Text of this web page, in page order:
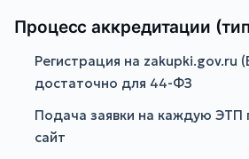
Процесс аккредитации
Регистрация на zakupki.gov.ru
достаточно для 44-ФЗ
Подача заявки на каждую
сайт